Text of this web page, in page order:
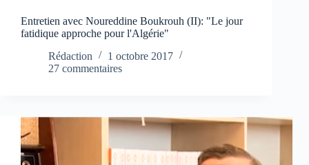
Entretien avec Noureddine Boukrouh (II): "Le jour
fatidique approche pour l'Algérie"
Rédaction
1 octobre 2017
27 commentaires